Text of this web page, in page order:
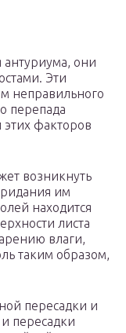
антуриума, они
Эти
неправильного
перепада
факторов
возникнуть
им
находится
листа
влаги,
таким образом,
пересадки и
пересадки